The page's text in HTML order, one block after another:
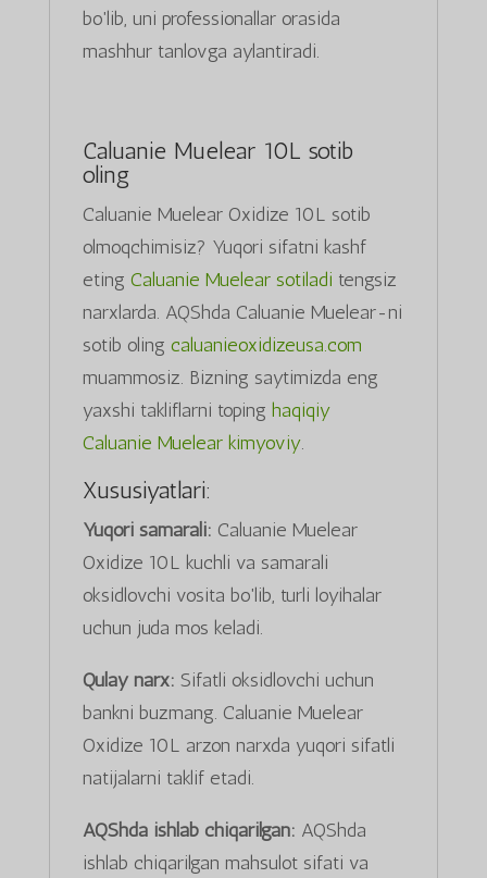
bo'lib, uni professionallar orasida
mashhur tanlovga aylantiradi.
Caluanie Muelear 10L sotib
oling
Caluanie Muelear Oxidize 10L sotib
olmoqchimisiz? Yuqori sifatni kashf
eting Caluanie Muelear sotiladi tengsiz
narxlarda. AQShda Caluanie Muelear-ni
sotib oling caluanieoxidizeusa.com
muammosiz. Bizning saytimizda eng
yaxshi takliflarni toping haqiqiy
Caluanie Muelear kimyoviy.
Xususiyatlari:
Yuqori samarali: Caluanie Muelear
Oxidize 10L kuchli va samarali
oksidlovchi vosita bo'lib, turli loyihalar
uchun juda mos keladi.
Qulay narx: Sifatli oksidlovchi uchun
bankni buzmang. Caluanie Muelear
Oxidize 10L arzon narxda yuqori sifatli
natijalarni taklif etadi.
AQShda ishlab chiqarilgan: AQShda
ishlab chiqarilgan mahsulot sifati va